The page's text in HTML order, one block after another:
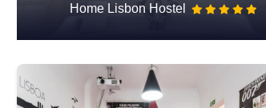
Home Lisbon Hostel